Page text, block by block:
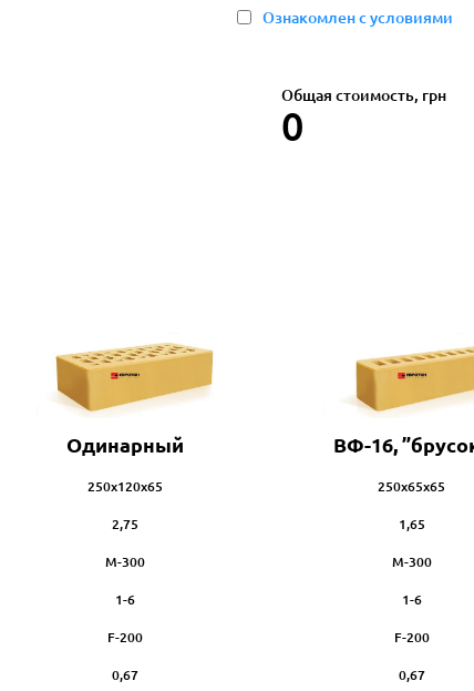
Ознакомлен с условиями
Общая стоимость, грн
0
Одинарный ВФ-16,
250х120х65 250х65х65
2,75 1,65
М-300 М-300
1-6 1-6
F-200 F-200
0,67 0,67